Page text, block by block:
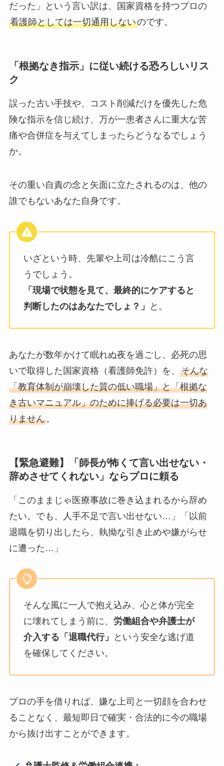
だった」という言い訳は、国家資格を持つプロの
看護師としては一切通用しないのです。
「根拠なき指示」に従い続ける恐ろしいリス
ク
誤った古い手技や、コスト削減だけを優先した危
険な指示を信じ続け、万が一患者さんに重大な苦
痛や合併症を与えてしまったらどうなるでしょう
か。
その重い自責の念と矢面に立たされるのは、他の
誰でもないあなた自身です。
いざという時、先輩や上司は冷酷にこう言
うでしょう。
「現場で状態を見て、最終的にケアすると
判断したのはあなたでしょ？」
と。
あなたが数年かけて眠れぬ夜を過ごし、必死の思
いで取得した国家資格（看護師免許）を、 そんな
「教育体制が崩壊した質の低い職場」と「根拠な
き古いマニュアル」のために捧げる必要は一切あ
りません。
【緊急避難】「師長が怖くて言い出せない・
辞めさせてくれない」ならプロに頼る
「このままじゃ医療事故に巻き込まれるから辞め
たい。でも、人手不足で言い出せない…」「以前
退職を切り出したら、執拗な引き止めや嫌がらせ
に遭った…」
そんな風に一人で抱え込み、心と体が完全
に壊れてしまう前に、 労働組合や弁護士が
介入する「退職代行」
という安全な逃げ道
を確保してください。
プロの手を借りれば、嫌な上司と一切顔を合わせ
ることなく、最短即日で確実・合法的に今の職場
から抜け出すことができます。